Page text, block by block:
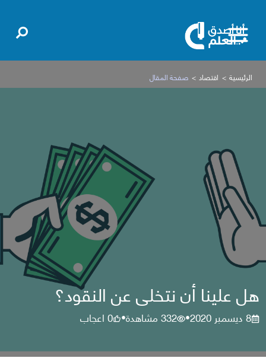
الرئيسية اقتصاد صفحة المقال
هل علينا أن نتخلى عن النقود؟
8 ديسمبر 2020 •
332مشاهدة•
0اعجاب